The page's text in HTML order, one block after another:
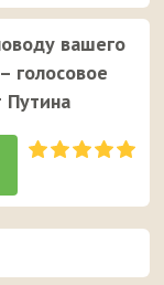
вашего
голосовое
Путина